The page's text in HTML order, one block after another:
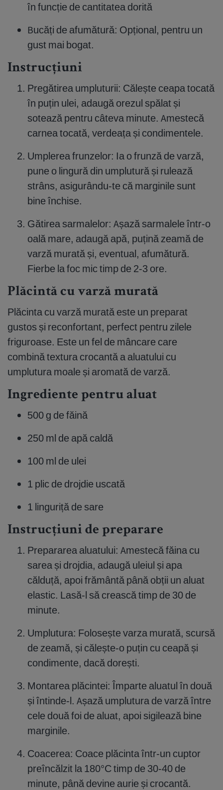
în funcție de cantitatea dorită
Bucăți de afumătură: Opțional, pentru un
gust mai bogat.
Instrucțiuni
Pregătirea umpluturii: Călește ceapa tocată
în puțin ulei, adaugă orezul spălat și
sotează pentru câteva minute. Amestecă
carnea tocată, verdeața și condimentele.
Umplerea frunzelor: Ia o frunză de varză,
pune o lingură din umplutură și rulează
strâns, asigurându-te că marginile sunt
bine închise.
Gătirea sarmalelor: Așază sarmalele într-o
oală mare, adaugă apă, puțină zeamă de
varză murată și, eventual, afumătură.
Fierbe la foc mic timp de 2-3 ore.
Plăcintă cu varză murată
Plăcinta cu varză murată este un preparat
gustos și reconfortant, perfect pentru zilele
friguroase. Este un fel de mâncare care
combină textura crocantă a aluatului cu
umplutura moale și aromată de varză.
Ingrediente pentru aluat
500 g de făină
250 ml de apă caldă
100 ml de ulei
1 plic de drojdie uscată
1 linguriță de sare
Instrucțiuni de preparare
Prepararea aluatului: Amestecă făina cu
sarea și drojdia, adaugă uleiul și apa
călduță, apoi frământă până obții un aluat
elastic. Lasă-l să crească timp de 30 de
minute.
Umplutura: Folosește varza murată, scursă
de zeamă, și călește-o puțin cu ceapă și
condimente, dacă dorești.
Montarea plăcintei: Împarte aluatul în două
și întinde-l. Așază umplutura de varză între
cele două foi de aluat, apoi sigilează bine
marginile.
Coacerea: Coace plăcinta într-un cuptor
preîncălzit la 180°C timp de 30-40 de
minute, până devine aurie și crocantă.